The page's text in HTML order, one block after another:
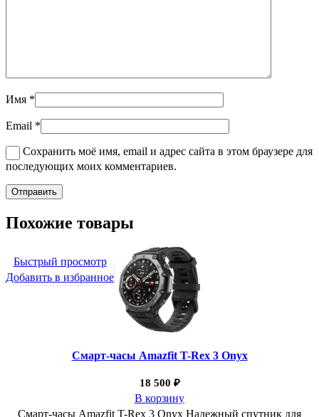
Имя *
Email *
Сохранить моё имя, email и адрес сайта в этом браузере для
последующих моих комментариев.
Похожие товары
Быстрый просмотр
Добавить в избранное
Смарт-часы Amazfit T-Rex 3 Onyx
18 500 ₽
В корзину
Смарт-часы Amazfit T-Rex 3 Onyx Надежный спутник для